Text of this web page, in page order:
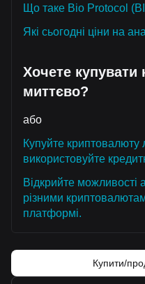
протягом останніх 7
оскільки трейдери
Якщо ціна Bio Protocol
цільовою величиною може
Якщо ціна Bio Protocol
Ринковий консенсус
Комплексний аналіз
що, хоча Bio Protocol може
опором та консолідацією,
вище критичної підтримки
середньостроковий
Відновлення, керовану
Що таке Bio Protocol
Які сьогодні ціни на
Хочете купувати
миттєво?
або
Купуйте
використовуйте
Відкрийте можливості
різними
платформі.
Купити/